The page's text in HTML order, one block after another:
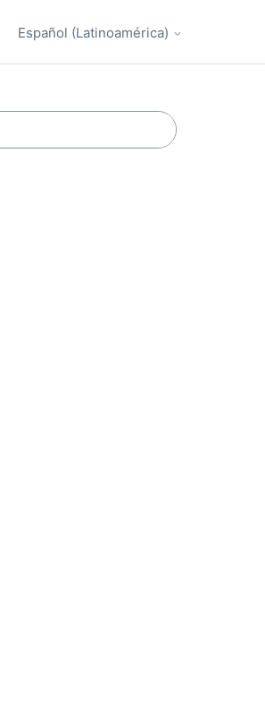
Español (Latinoamérica)